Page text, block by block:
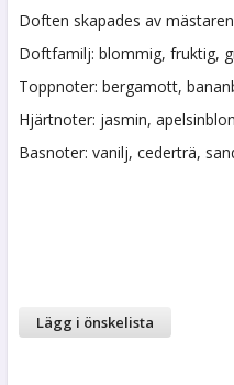
Doften skapades av
Doftfamilj: blommig, fruktig,
Toppnoter: bergamott,
Hjärtnoter: jasmin,
Basnoter: vanilj, cederträ,
Lägg i önskelista